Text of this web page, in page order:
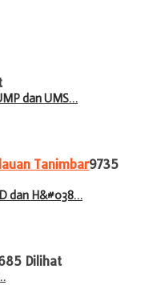
dan UMS…
Tanimbar9735
dan H&#038…
Dilihat